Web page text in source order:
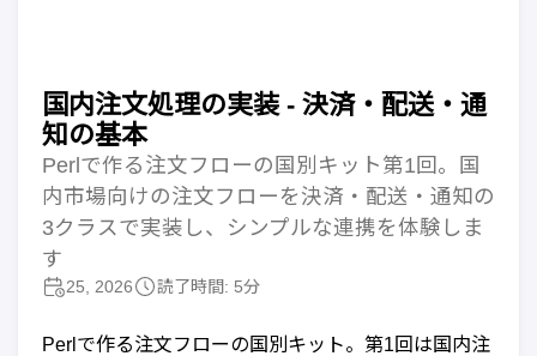
国内注文処理の実装 - 決済・配送・通
知の基本
Perlで作る注文フローの国別キット第1回。国
内市場向けの注文フローを決済・配送・通知の
3クラスで実装し、シンプルな連携を体験しま
す
25, 2026 読了時間: 5分
Perlで作る注文フローの国別キット。第1回は国内注